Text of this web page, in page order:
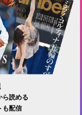
ら読める
も配信